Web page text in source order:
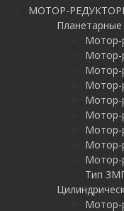
МОТОР-
Мотор-
Мотор-
Мотор-
Мотор-
Мотор-
Мотор-
Мотор-
Тип
Мотор-